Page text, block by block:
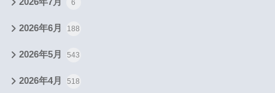
2026年7月 6
2026年6月 188
2026年5月 543
2026年4月 518